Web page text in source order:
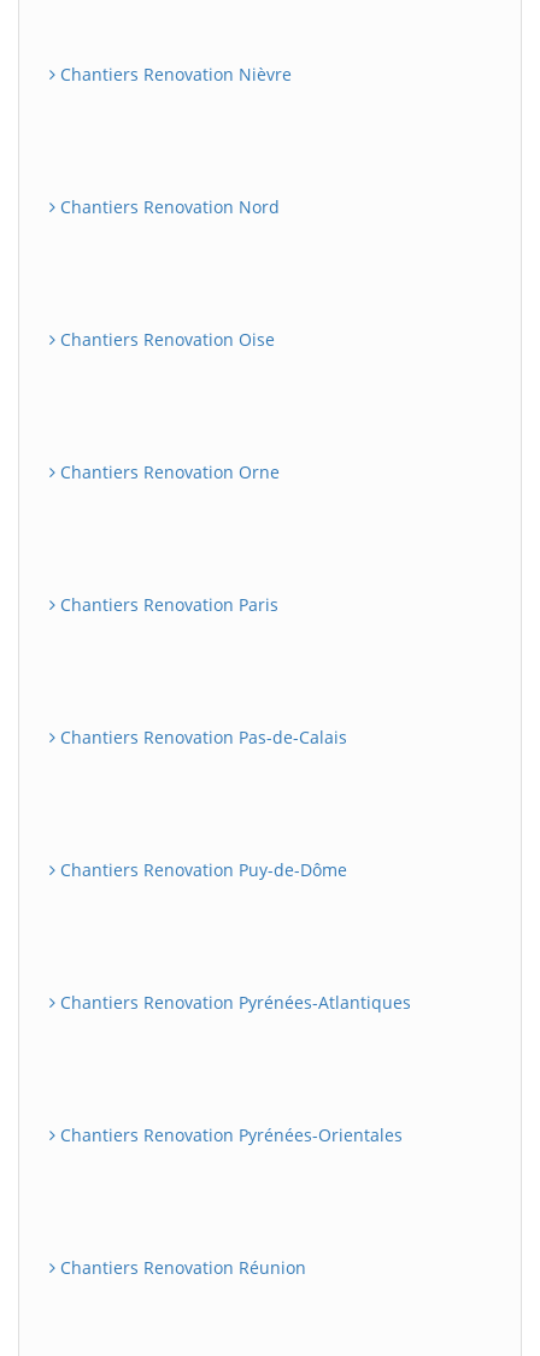
Chantiers Renovation Nièvre
Chantiers Renovation Nord
Chantiers Renovation Oise
Chantiers Renovation Orne
Chantiers Renovation Paris
Chantiers Renovation Pas-de-Calais
Chantiers Renovation Puy-de-Dôme
Chantiers Renovation Pyrénées-Atlantiques
Chantiers Renovation Pyrénées-Orientales
Chantiers Renovation Réunion